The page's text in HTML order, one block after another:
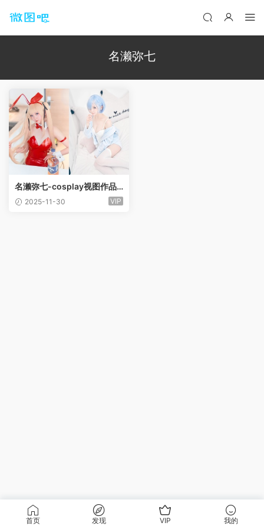
名濑弥七
名濑弥七-cosplay视图作品
合集[15套]
2025-11-30 VIP
首页 发现 VIP 我的